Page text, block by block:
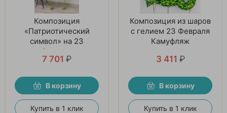
Композиция
«Патриотический
символ» на 23
февраля
7 701 ₽
В корзину
Купить в 1 клик
Композиция из шаров
с гелием 23 Февраля
Камуфляж
3 411 ₽
В корзину
Купить в 1 клик